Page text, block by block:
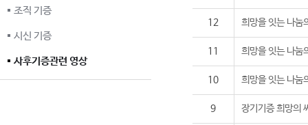
조직 기증
시신 기증
사후기증관련 영상
12 희망을 잇는 나눔
11 희망을 잇는 나눔
10 희망을 잇는 나눔
9 장기기증 희망의